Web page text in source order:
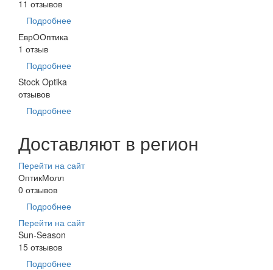
11 отзывов
Подробнее
ЕврООптика
1 отзыв
Подробнее
Stock Optika
отзывов
Подробнее
Доставляют в регион
Перейти на сайт
ОптикМолл
0 отзывов
Подробнее
Перейти на сайт
Sun-Season
15 отзывов
Подробнее